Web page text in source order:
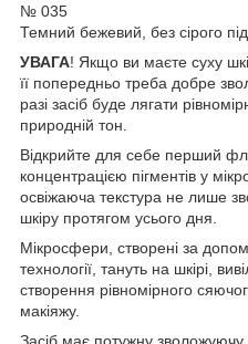
№ 035
Темний бежевий, без сірого
УВАГА! Якщо ви маєте суху
її попередньо треба добре
разі засіб буде лягати
природній тон.
Відкрийте для себе перший
концентрацією пігментів у
освіжаюча текстура не лише
шкіру протягом усього дня.
Мікросфери, створені за
технології, тануть на шкірі,
створення рівномірного
макіяжу.
Засіб має потужну